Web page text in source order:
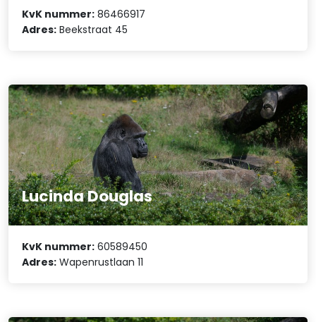
KvK nummer: 86466917
Adres: Beekstraat 45
Lucinda Douglas
KvK nummer: 60589450
Adres: Wapenrustlaan 11